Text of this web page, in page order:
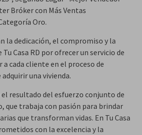
Bróker con Más Ventas
Oro.
la dedicación, el compromiso y la
Casa RD por ofrecer un servicio de
a cada cliente en el proceso de
una vivienda.
resultado del esfuerzo conjunto de
que trabaja con pasión para brindar
que transforman vidas. En Tu Casa
con la excelencia y la